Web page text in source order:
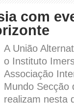
com
A União
o Instituto
Associação
Mundo Secção
realizam nesta